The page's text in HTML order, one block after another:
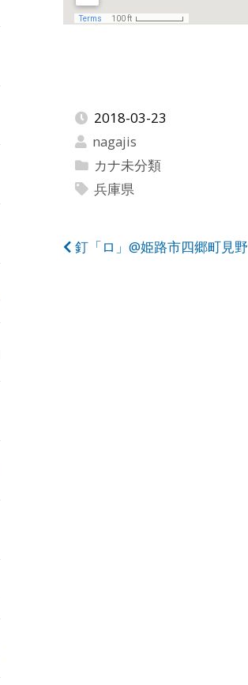
2018-03-23
nagajis
カナ未分類
兵庫県
投釘「ロ」@姫路市四郷町見野